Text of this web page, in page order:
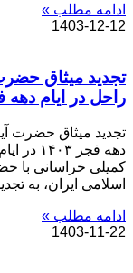
ادامه مطلب »
1403-12-12
تجدید میثاق
راحل در ایام دهه
تجدید میثاق حضرت
کمیلی خراسانی با
اسلامی ایران، به
ادامه مطلب »
1403-11-22